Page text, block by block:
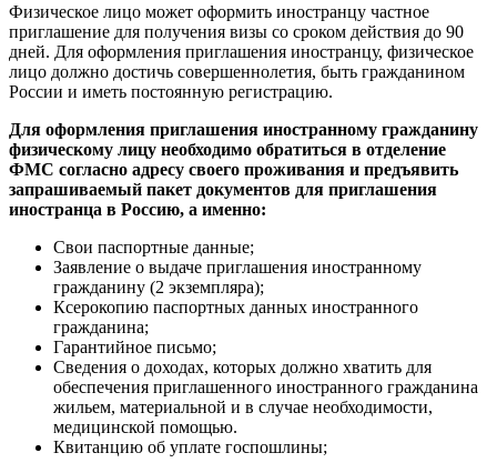
Физическое лицо может оформить иностранцу частное
приглашение для получения визы со сроком действия до 90
дней. Для оформления приглашения иностранцу, физическое
лицо должно достичь совершеннолетия, быть гражданином
России и иметь постоянную регистрацию.
Для оформления приглашения иностранному гражданину
физическому лицу необходимо обратиться в отделение
ФМС согласно адресу своего проживания и предъявить
запрашиваемый пакет документов для приглашения
иностранца в Россию, а именно:
Свои паспортные данные;
Заявление о выдаче приглашения иностранному
гражданину (2 экземпляра);
Ксерокопию паспортных данных иностранного
гражданина;
Гарантийное письмо;
Сведения о доходах, которых должно хватить для
обеспечения приглашенного иностранного гражданина
жильем, материальной и в случае необходимости,
медицинской помощью.
Квитанцию об уплате госпошлины;